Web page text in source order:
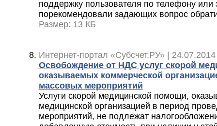
поддержку пользователя по телефону или
порекомендовали задающих вопрос
Размер: 13 КБ
Интернет-портал «Субсчет.РУ» |
Освобождение от НДС услуг скорой
оказываемых коммерческой
массовых мероприятий
Услуги скорой медицинской помощи,
медицинской организацией в период
мероприятий, не подлежат